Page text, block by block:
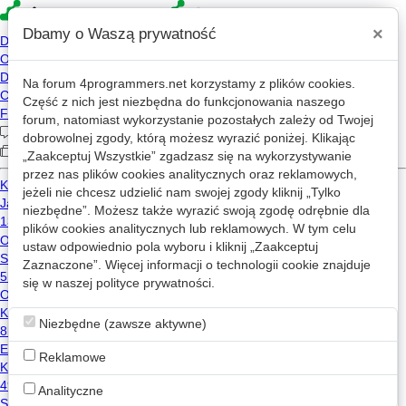
4p
Forum
Kategorie Wszystkie Posty: Adam Boduch
UWAGA EVERYBODY - zaburzenia na forumw Archiwum
33 9.4k
Sebo 2002-05-14 12:55
21 13.7k
my_nick 2002-04-17 18:26
Pytanie - PHP3wArchiwum
8 4.4k
Dbamy o Waszą prywatność ×
Na forum 4programmers.net korzystamy z plików cookies.
Część z nich jest niezbędna do funkcjonowania naszego
forum, natomiast wykorzystanie pozostałych zależy od Twojej
dobrowolnej zgody, którą możesz wyrazić poniżej. Klikając
„Zaakceptuj Wszystkie” zgadzasz się na wykorzystywanie
przez nas plików cookies analitycznych oraz reklamowych,
jeżeli nie chcesz udzielić nam swojej zgody kliknij „Tylko
niezbędne”. Możesz także wyrazić swoją zgodę odrębnie dla
plików cookies analitycznych lub reklamowych. W tym celu
ustaw odpowiednio pola wyboru i kliknij „Zaakceptuj
Zaznaczone”. Więcej informacji o technologii cookie znajduje
się w naszej polityce prywatności.
Niezbędne (zawsze aktywne)
Reklamowe
Analityczne